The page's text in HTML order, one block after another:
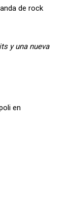
de rock
y una nueva
en